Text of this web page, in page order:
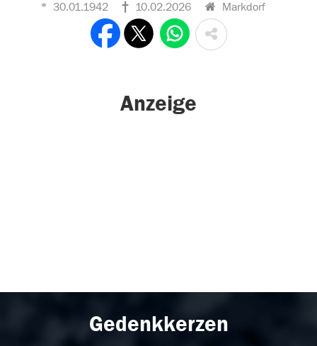
30.01.1942 10.02.2026 Markdorf
Anzeige
Gedenkkerzen